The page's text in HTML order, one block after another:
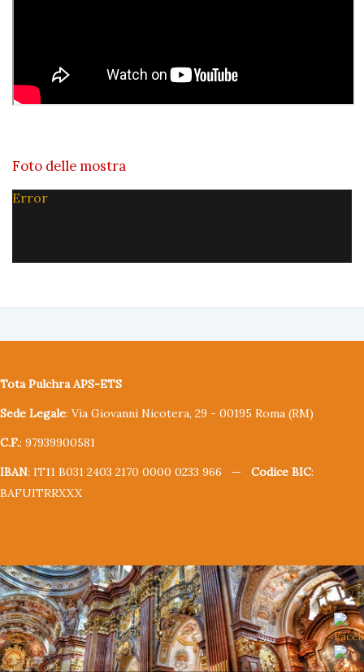
Foto delle mostra
Error
Tota Pulchra APS-ETS
Sede Legale: Via Giovanni Nicotera, 29 - 00195 Roma (RM)
C.F.: 97939900581
IBAN: IT11 B031 2403 2170 0000 0233 966 — Codice BIC:
BAFUITRRXXX